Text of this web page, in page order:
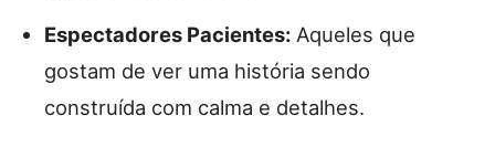
Espectadores Pacientes: Aqueles que
gostam de ver uma história sendo
construída com calma e detalhes.